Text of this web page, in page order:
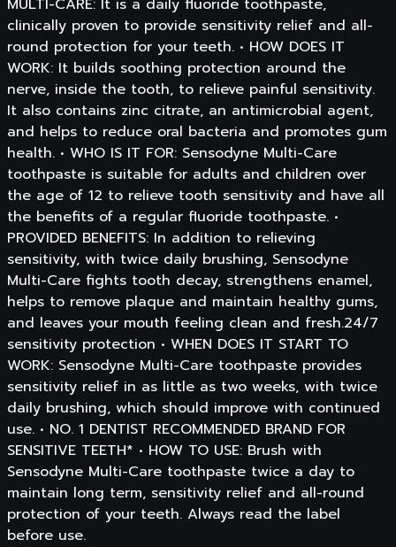
clinically proven to provide sensitivity relief and all-
round protection for your teeth. • HOW DOES IT
WORK: It builds soothing protection around the
nerve, inside the tooth, to relieve painful sensitivity.
It also contains zinc citrate, an antimicrobial agent,
and helps to reduce oral bacteria and promotes gum
health. • WHO IS IT FOR: Sensodyne Multi-Care
toothpaste is suitable for adults and children over
the age of 12 to relieve tooth sensitivity and have all
the benefits of a regular fluoride toothpaste. •
PROVIDED BENEFITS: In addition to relieving
sensitivity, with twice daily brushing, Sensodyne
Multi-Care fights tooth decay, strengthens enamel,
helps to remove plaque and maintain healthy gums,
and leaves your mouth feeling clean and fresh.24/7
sensitivity protection • WHEN DOES IT START TO
WORK: Sensodyne Multi-Care toothpaste provides
sensitivity relief in as little as two weeks, with twice
daily brushing, which should improve with continued
use. • NO. 1 DENTIST RECOMMENDED BRAND FOR
SENSITIVE TEETH* • HOW TO USE: Brush with
Sensodyne Multi-Care toothpaste twice a day to
maintain long term, sensitivity relief and all-round
protection of your teeth. Always read the label
before use.